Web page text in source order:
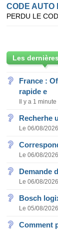
CODE
Les
France :
rapide e
Il y a 1 minute
Recherhe
Le 06/08/2026
Le 06/08/2026
Demande
Le 06/08/2026
Bosch
Le 05/08/2026
Comment